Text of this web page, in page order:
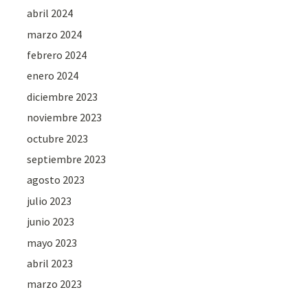
abril 2024
marzo 2024
febrero 2024
enero 2024
diciembre 2023
noviembre 2023
octubre 2023
septiembre 2023
agosto 2023
julio 2023
junio 2023
mayo 2023
abril 2023
marzo 2023